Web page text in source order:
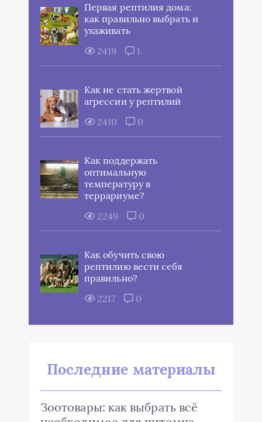
Первая рептилия дома:
как правильно выбрать и
ухаживать
2419
1
Как не стать жертвой
агрессии у рептилий
2410
0
Как поддержать
оптимальную
температуру в
террариуме?
2249
0
Как обучить свою
рептилию вести себя
правильно?
2217
0
Последние материалы
Зоотовары: как выбрать всё